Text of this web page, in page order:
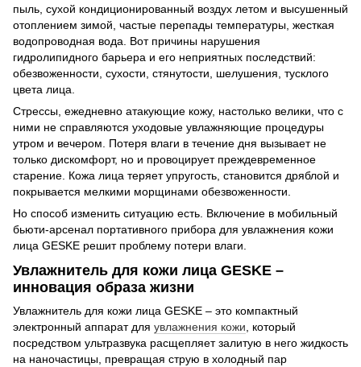
пыль, сухой кондиционированный воздух летом и высушенный
отоплением зимой, частые перепады температуры, жесткая
водопроводная вода. Вот причины нарушения
гидролипидного барьера и его неприятных последствий:
обезвоженности, сухости, стянутости, шелушения, тусклого
цвета лица.
Стрессы, ежедневно атакующие кожу, настолько велики, что с
ними не справляются уходовые увлажняющие процедуры
утром и вечером. Потеря влаги в течение дня вызывает не
только дискомфорт, но и провоцирует преждевременное
старение. Кожа лица теряет упругость, становится дряблой и
покрывается мелкими морщинами обезвоженности.
Но способ изменить ситуацию есть. Включение в мобильный
бьюти-арсенал портативного прибора для увлажнения кожи
лица GESKE решит проблему потери влаги.
Увлажнитель для кожи лица GESKE –
инновация образа жизни
Увлажнитель для кожи лица GESKE – это компактный
электронный аппарат для увлажнения кожи, который
посредством ультразвука расщепляет залитую в него жидкость
на наночастицы, превращая струю в холодный пар